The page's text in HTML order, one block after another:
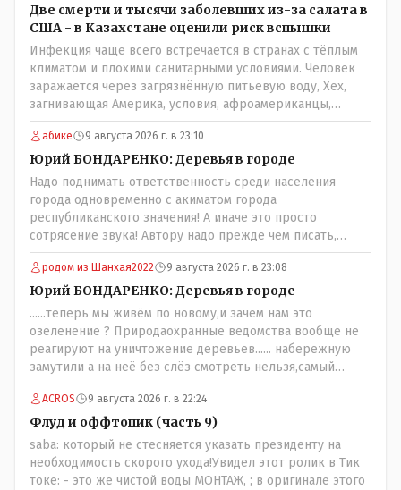
население города!Согласен всецело!
Две смерти и тысячи заболевших из-за салата в
США - в Казахстане оценили риск вспышки
Инфекция чаще всего встречается в странах с тёплым
климатом и плохими санитарными условиями. Человек
заражается через загрязнённую питьевую воду, Хех,
загнивающая Америка, условия, афроамериканцы,
грязная вода, отсутствие страховок, нечистоплотные
мигранты и прочее.. Лучше России и Казахстана жить
негде..
абике 9 августа 2026 г. в 23:10
Юрий БОНДАРЕНКО: Деревья в городе
Надо поднимать ответственность среди населения
города одновременно с акиматом города
республиканского значения! А иначе это просто
сотрясение звука! Автору надо прежде чем писать,
необходимо самому обратиться в ЖКХ акимата и
разобраться прежде чем своей статьей провоцировать
население города!
родом из Шанхая2022 9 августа 2026 г. в 23:08
Юрий БОНДАРЕНКО: Деревья в городе
......теперь мы живём по новому,и зачем нам это
озеленение ? Природаохранные ведомства вообще не
реагируют на уничтожение деревьев...... набережную
замутили а на неё без слёз смотреть нельзя,самый
наивысший уровень рукопопства наших
строителей"специалистов",как исторические здания
сносить пожалуйста ,а как на века построить слабо.....Вы
вот господин Бондаренко большой учёный прошлись
бы по историческим постройкам сколько было
ликвидировано в советское время и в наше.......
ACROS 9 августа 2026 г. в 22:24
Флуд и оффтопик (часть 9)
saba: который не стесняется указать президенту на
необходимость скорого ухода!Увидел этот ролик в Тик
токе: - это же чистой воды МОНТАЖ, ; в оригинале этого